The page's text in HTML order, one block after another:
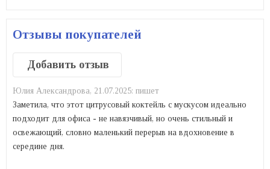
Отзывы покупателей
Добавить отзыв
Юлия Александрова, 21.07.2025: пишет
Заметила, что этот цитрусовый коктейль с мускусом идеально
подходит для офиса - не навязчивый, но очень стильный и
освежающий, словно маленький перерыв на вдохновение в
середине дня.